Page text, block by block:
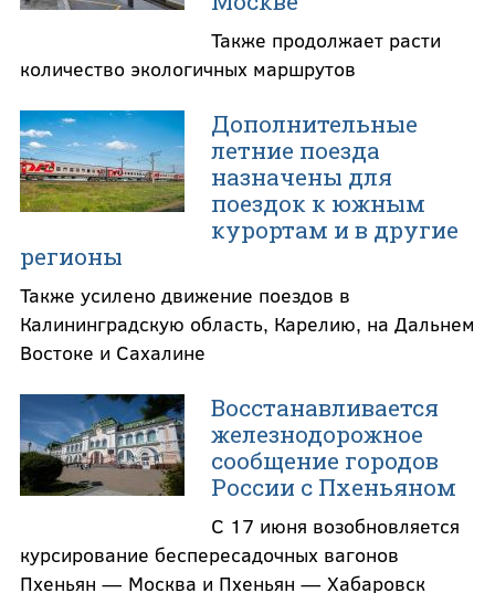
Также продолжает расти
количество экологичных маршрутов
Дополнительные
летние поезда
назначены для
поездок к южным
курортам и в другие
регионы
Также усилено движение поездов в
Калининградскую область, Карелию, на Дальнем
Востоке и Сахалине
Восстанавливается
железнодорожное
сообщение городов
России с Пхеньяном
С 17 июня возобновляется
курсирование беспересадочных вагонов
Пхеньян — Москва и Пхеньян — Хабаровск